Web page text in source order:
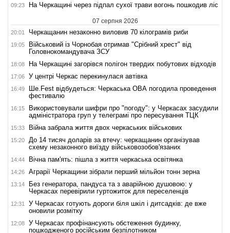
09:23 На Черкащині через підпал сухої трави вогонь пошкодив ліс
07 серпня 2026
20:01 Черкащанин незаконно виловив 70 кілограмів риби
19:05
Військовий із Чорнобая отримав "Срібний хрест" від
Головнокомандувача ЗСУ
18:08 На Черкащині загорівся полігон твердих побутових відходів
17:06 У центрі Черкас перекинулася автівка
16:49
Ше.Fest відбудеться: Черкаська ОВА погодила проведення
фестивалю
16:15
Використовували шифри про "погоду": у Черкасах засудили
адміністратора груп у телеграмі про пересування ТЦК
15:33 Війна забрала життя двох черкаських військових
15:20
До 14 тисяч доларів за втечу: черкащанин організував
схему незаконного виїзду військовозобов'язаних
14:44 Вічна пам'ять: пішла з життя черкаська освітянка
14:26 Аграрії Черкащини зібрали перший мільйон тонн зерна
13:14
Без генератора, пандуса та з аварійною душовою: у
Черкасах перевірили гуртожиток для переселенців
12:31
У Черкасах готують дороги біля шкіл і дитсадків: де вже
оновили розмітку
12:08
У Черкасах профінансують обстеження будинку,
пошкодженого російським безпілотником